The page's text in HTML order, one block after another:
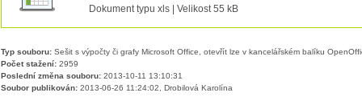
Dokument typu xls | Velikost 55 kB
Typ souboru:Sešit s výpočty či grafy Microsoft Office, otevřít lze v kancelářském balíku
Počet stažení:2959
Poslední změna souboru:2013-10-11 13:10:31
Soubor publikován:2013-06-26 11:24:02, Drobilová Karolína